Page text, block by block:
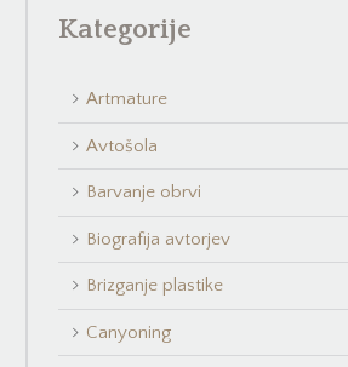
Kategorije
Artmature
Avtošola
Barvanje obrvi
Biografija avtorjev
Brizganje plastike
Canyoning